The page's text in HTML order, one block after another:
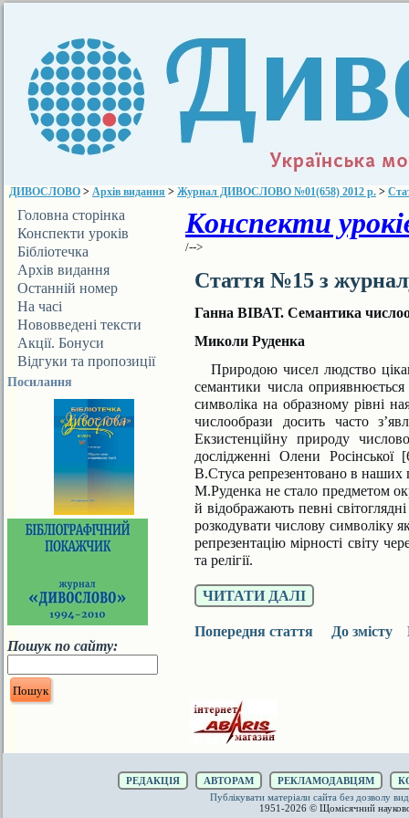
ДИВОСЛОВО > Архів видання > Журнал ДИВОСЛОВО №01(658) 2012 р. >
Головна сторінка
Конспекти уроків
Бібліотечка
ДИВОСЛОВА
Архів видання
Останній номер
На часі
Нововведені тексти
Акції. Бонуси
Відгуки та пропозиції
Посилання
Пошук по сайту:
Конспекти
/-->
Стаття №15 з
Ганна ВІВАТ. Семантика
Миколи Руденка
Природою чисел людство
семантики числа
символіка на образному рівні
числообрази досить часто
Екзистенційну природу
дослідженні Олени
В.Стуса репрезентовано в наших
М.Руденка не стало пред­метом
й відображають певні
розкодувати числову сим­воліку
репрезентацію мірності світу
та релігії.
ЧИТАТИ ДАЛІ
Попередня стаття До змісту
РЕДАКЦІЯ АВТОРАМ РЕКЛАМОДАВЦЯМ
Публікувати матеріали сайта без дозволу
1951-2026 © Щомісячний